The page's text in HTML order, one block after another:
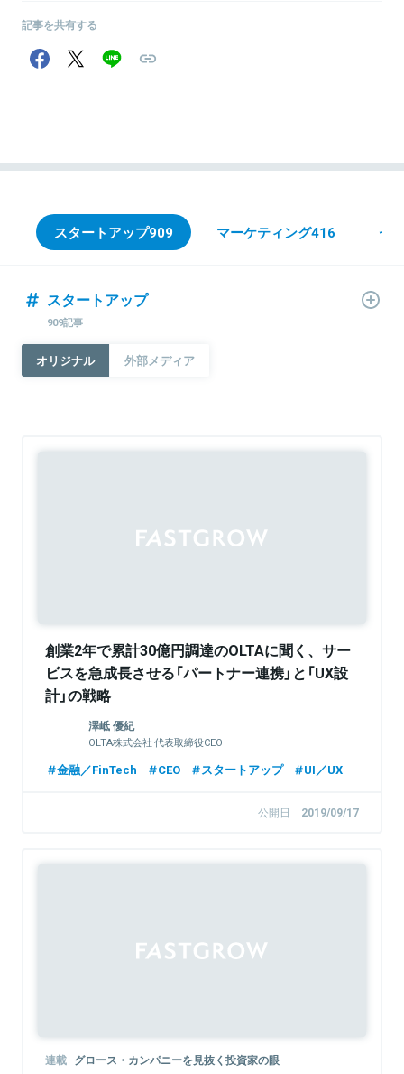
記事を共有する
スタートアップ909 マーケティング416 セ
スタートアップ
909記事
オリジナル 外部メディア
創業2年で累計30億円調達のOLTAに聞く、サー
ビスを急成長させる「パートナー連携」と「UX設
計」の戦略
澤岻 優紀
OLTA株式会社 代表取締役CEO
金融／FinTech CEO スタートアップ UI／UX
公開日 2019/09/17
連載 グロース・カンパニーを見抜く投資家の眼